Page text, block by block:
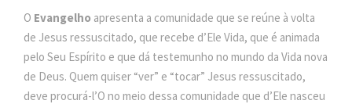
O Evangelho apresenta a comunidade que se reúne à volta
de Jesus ressuscitado, que recebe d’Ele Vida, que é animada
pelo Seu Espírito e que dá testemunho no mundo da Vida nova
de Deus. Quem quiser “ver” e “tocar” Jesus ressuscitado,
deve procurá-l’O no meio dessa comunidade que d’Ele nasceu